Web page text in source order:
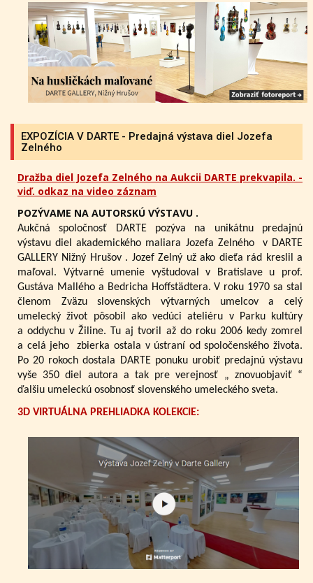
EXPOZÍCIA V DARTE - Predajná výstava diel Jozefa
Zelného
Dražba diel Jozefa Zelného na Aukcii DARTE prekvapila. -
viď. odkaz na video záznam
POZÝVAME NA AUTORSKÚ VÝSTAVU .
Aukčná spoločnosť DARTE pozýva na unikátnu predajnú
výstavu diel akademického maliara Jozefa Zelného
v DARTE
GALLERY Nižný Hrušov . Jozef Zelný už ako dieťa rád kreslil a
maľoval. Výtvarné umenie vyštudoval v Bratislave u prof.
Gustáva Mallého a Bedricha Hoffstädtera. V roku 1970 sa stal
členom Zväzu slovenských výtvarných umelcov a celý
umelecký život pôsobil ako vedúci ateliéru v Parku kultúry
a oddychu v Žiline. Tu aj tvoril až do roku 2006 kedy zomrel
a celá jeho zbierka ostala v ústraní od spoločenského života.
Po 20 rokoch dostala DARTE ponuku urobiť predajnú výstavu
vyše 350 diel autora a tak pre verejnosť „ znovuobjaviť “
ďalšiu umeleckú osobnosť slovenského umeleckého sveta.
3D VIRTUÁLNA PREHLIADKA KOLEKCIE: